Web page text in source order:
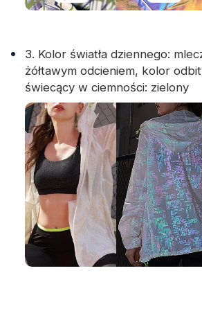
3. Kolor światła dziennego:
żółtawym odcieniem, kolor
świecący w ciemności: zielony